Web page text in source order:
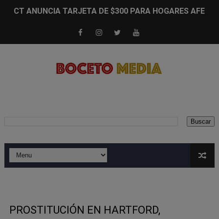
CT ANUNCIA TARJETA DE $300 PARA HOGARES
NEW BRITAIN RECLAMA $241,000 A LA EXALCALDEZA
MILES DE PERUANOS EN CT VOTAN ENTRE TENSIÓN,
NUEVAS ACUSACIONES: ESTADO INTERVIENE E
HPATV CELEBRA 50 AÑOS CON MUDANZA A LA
LATINOS DE CT ESCUCHAN PROPUESTAS MIENTRAS
PROSTITUCIÓN EN HARTFORD,